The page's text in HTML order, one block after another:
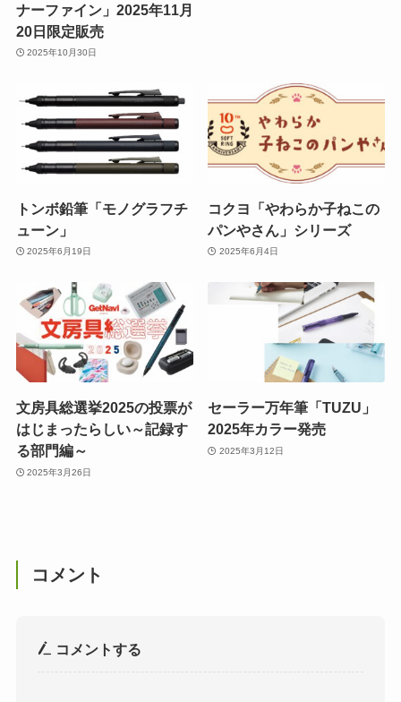
ナーファイン」2025年11月
20日限定販売
2025年10月30日
トンボ鉛筆「モノグラフチ
ューン」
2025年6月19日
コクヨ「やわらか子ねこの
パンやさん」シリーズ
2025年6月4日
文房具総選挙2025の投票が
はじまったらしい～記録す
る部門編～
2025年3月26日
セーラー万年筆「TUZU」
2025年カラー発売
2025年3月12日
コメント
コメントする